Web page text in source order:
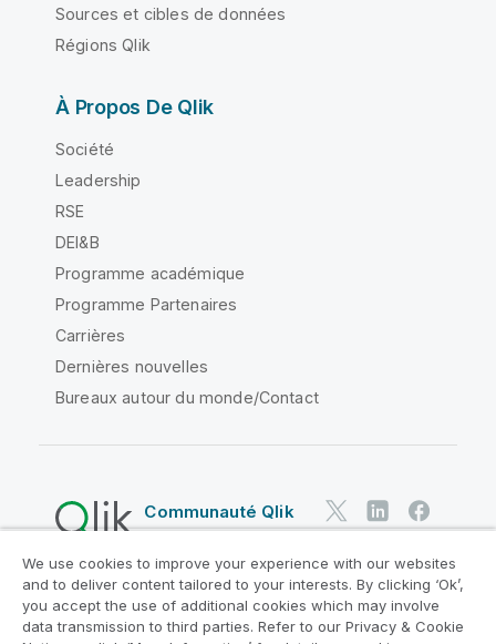
Sources et cibles de données
Régions Qlik
À Propos De Qlik
Société
Leadership
RSE
DEI&B
Programme académique
Programme Partenaires
Carrières
Dernières nouvelles
Bureaux autour du monde/Contact
Communauté Qlik
Contrats juridiques
Conditions d'utilisation des produits
Legal Policies
Conditions légales
We use cookies to improve your experience with our websites
and to deliver content tailored to your interests. By clicking ‘Ok’,
you accept the use of additional cookies which may involve
data transmission to third parties. Refer to our Privacy & Cookie